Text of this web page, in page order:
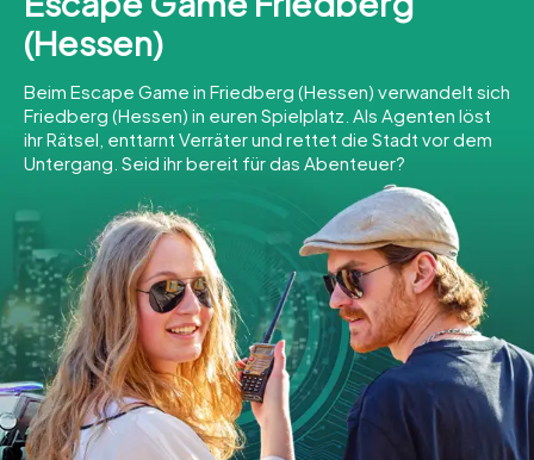
Städte
Teamevent
Tickets
INT AT CH
DE
ES
FR UK
IE
IT
NL
Tickets buchen
(Hessen)
Beim Escape Game in Friedberg (Hessen) verwandelt sich
Friedberg (Hessen) in euren Spielplatz. Als Agenten löst
ihr Rätsel, enttarnt Verräter und rettet die Stadt vor dem
Untergang. Seid ihr bereit für das Abenteuer?